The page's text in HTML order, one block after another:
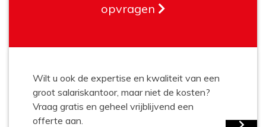
opvragen
Wilt u ook de expertise en kwaliteit van een
groot salariskantoor, maar niet de kosten?
Vraag gratis en geheel vrijblijvend een
offerte aan.